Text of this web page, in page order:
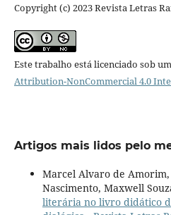
Copyright (c) 2023 Revista Letras
Este trabalho está licenciado sob
Attribution-NonCommercial 4.0
Artigos mais lidos pelo
Marcel Alvaro de
Nascimento, Maxwell
literária no livro didático